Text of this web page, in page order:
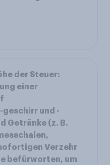
der Steuer:
einer
geschirr und -
Getränke (z. B.
Verzehr
befürworten, um